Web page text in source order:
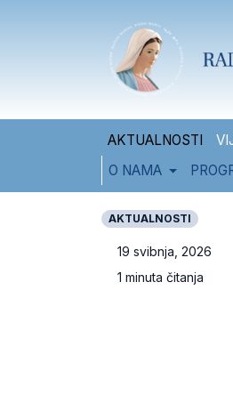
AKTUALNOSTI
O NAMA
AKTUALNOSTI
19 svibnja, 2026
1 minuta čitanja